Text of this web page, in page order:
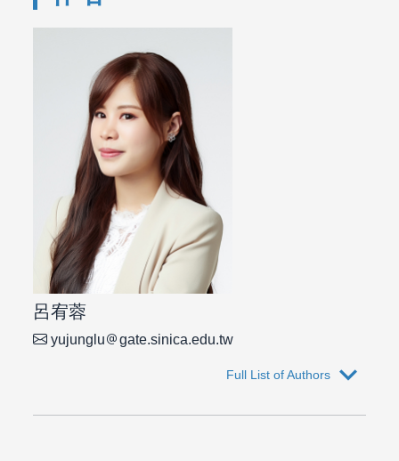
呂宥蓉
yujunglu gate.sinica.edu.tw
Full List of Authorsexpand_more